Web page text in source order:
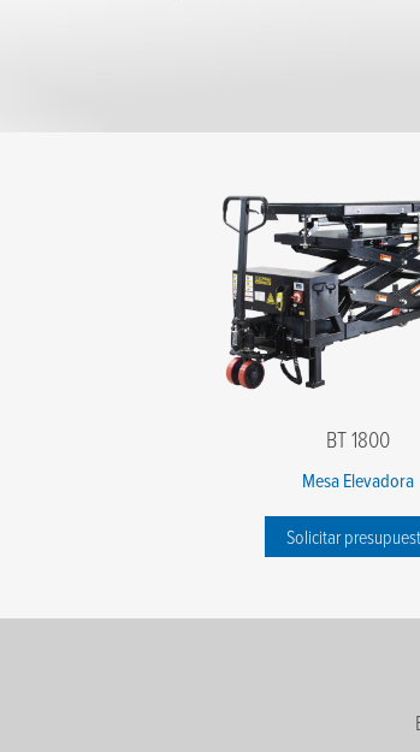
BT 1800
Mesa Elevadora
Solicitar